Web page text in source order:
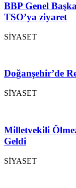
BBP Genel
TSO’ya ziyaret
SİYASET
Doğanşehir’de
SİYASET
Milletvekili
Geldi
SİYASET